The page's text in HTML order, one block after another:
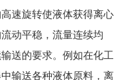
速旋转使液体获得离心
动平稳，流量连续均
送的要求。例如在化工
输送各种液体原料，离